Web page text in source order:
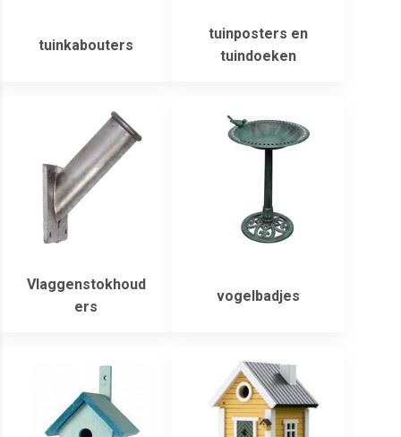
tuinkabouters
tuinposters en
tuindoeken
Vlaggenstokhoud
ers
vogelbadjes